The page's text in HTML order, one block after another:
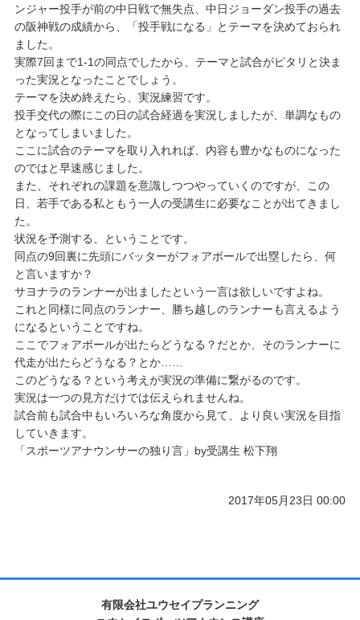
ンジャー投手が前の中日戦で無失点、中日ジョーダン投手の過去
の阪神戦の成績から、「投手戦になる」とテーマを決めておられ
ました。
実際7回まで1-1の同点でしたから、テーマと試合がピタリと決ま
った実況となったことでしょう。
テーマを決め終えたら、実況練習です。
投手交代の際にこの日の試合経過を実況しましたが、単調なもの
となってしまいました。
ここに試合のテーマを取り入れれば、内容も豊かなものになった
のではと早速感じました。
また、それぞれの課題を意識しつつやっていくのですが、この
日、若手である私ともう一人の受講生に必要なことが出てきまし
た。
状況を予測する、ということです。
同点の9回裏に先頭にバッターがフォアボールで出塁したら、何
と言いますか？
サヨナラのランナーが出ましたという一言は欲しいですよね。
これと同様に同点のランナー、勝ち越しのランナーも言えるよう
になるということですね。
ここでフォアボールが出たらどうなる？だとか、そのランナーに
代走が出たらどうなる？とか……
このどうなる？という考えが実況の準備に繋がるのです。
実況は一つの見方だけでは伝えられませんね。
試合前も試合中もいろいろな角度から見て、より良い実況を目指
していきます。
「スポーツアナウンサーの独り言」by受講生 松下翔
2017年05月23日 00:00
有限会社ユウセイプランニング